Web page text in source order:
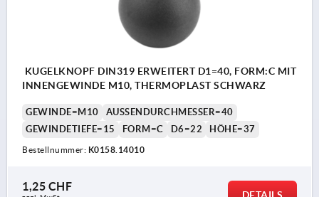
KUGELKNOPF DIN319 ERWEITERT D1=40, FORM:C MIT
INNENGEWINDE M10, THERMOPLAST SCHWARZ
GEWINDE=M10
AUSSENDURCHMESSER=40
GEWINDETIEFE=15
FORM=C D6=22 HÖHE=37
Bestellnummer: K0158.14010
1,25 CHF